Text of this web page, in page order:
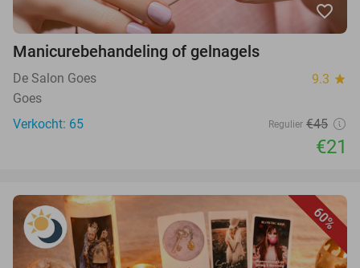
favorite_border
Manicurebehandeling of gelnagels
De Salon Goes 9.3 star
Goes
Verkocht: 65
Regulier €45
€21
60%